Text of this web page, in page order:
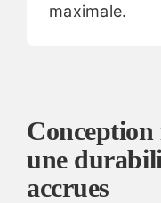
maximale.
Conception
une
accrues